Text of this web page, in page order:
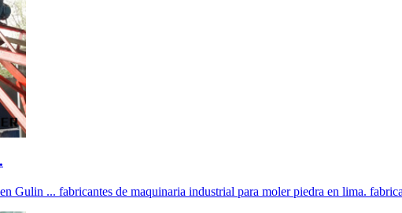
Gulin ... fabricantes de maquinaria industrial para moler piedra en lima.